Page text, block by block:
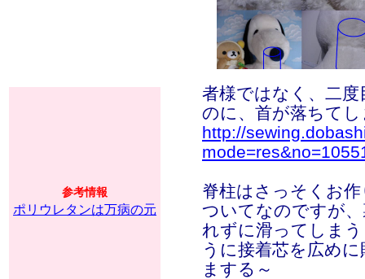
参考情報
ポリウレタンは万病の元
者様ではなく、二
のに、首が落ちて
http://
脊柱はさっそくお
ついてなのですが
れずに滑ってしま
うに接着芯を広め
まする～